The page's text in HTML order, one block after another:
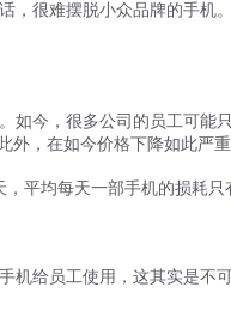
，很难摆脱小众品牌的手
如今，很多公司的员工可
外，在如今价格下降如此严
，平均每天一部手机的损耗
机给员工使用，这其实是